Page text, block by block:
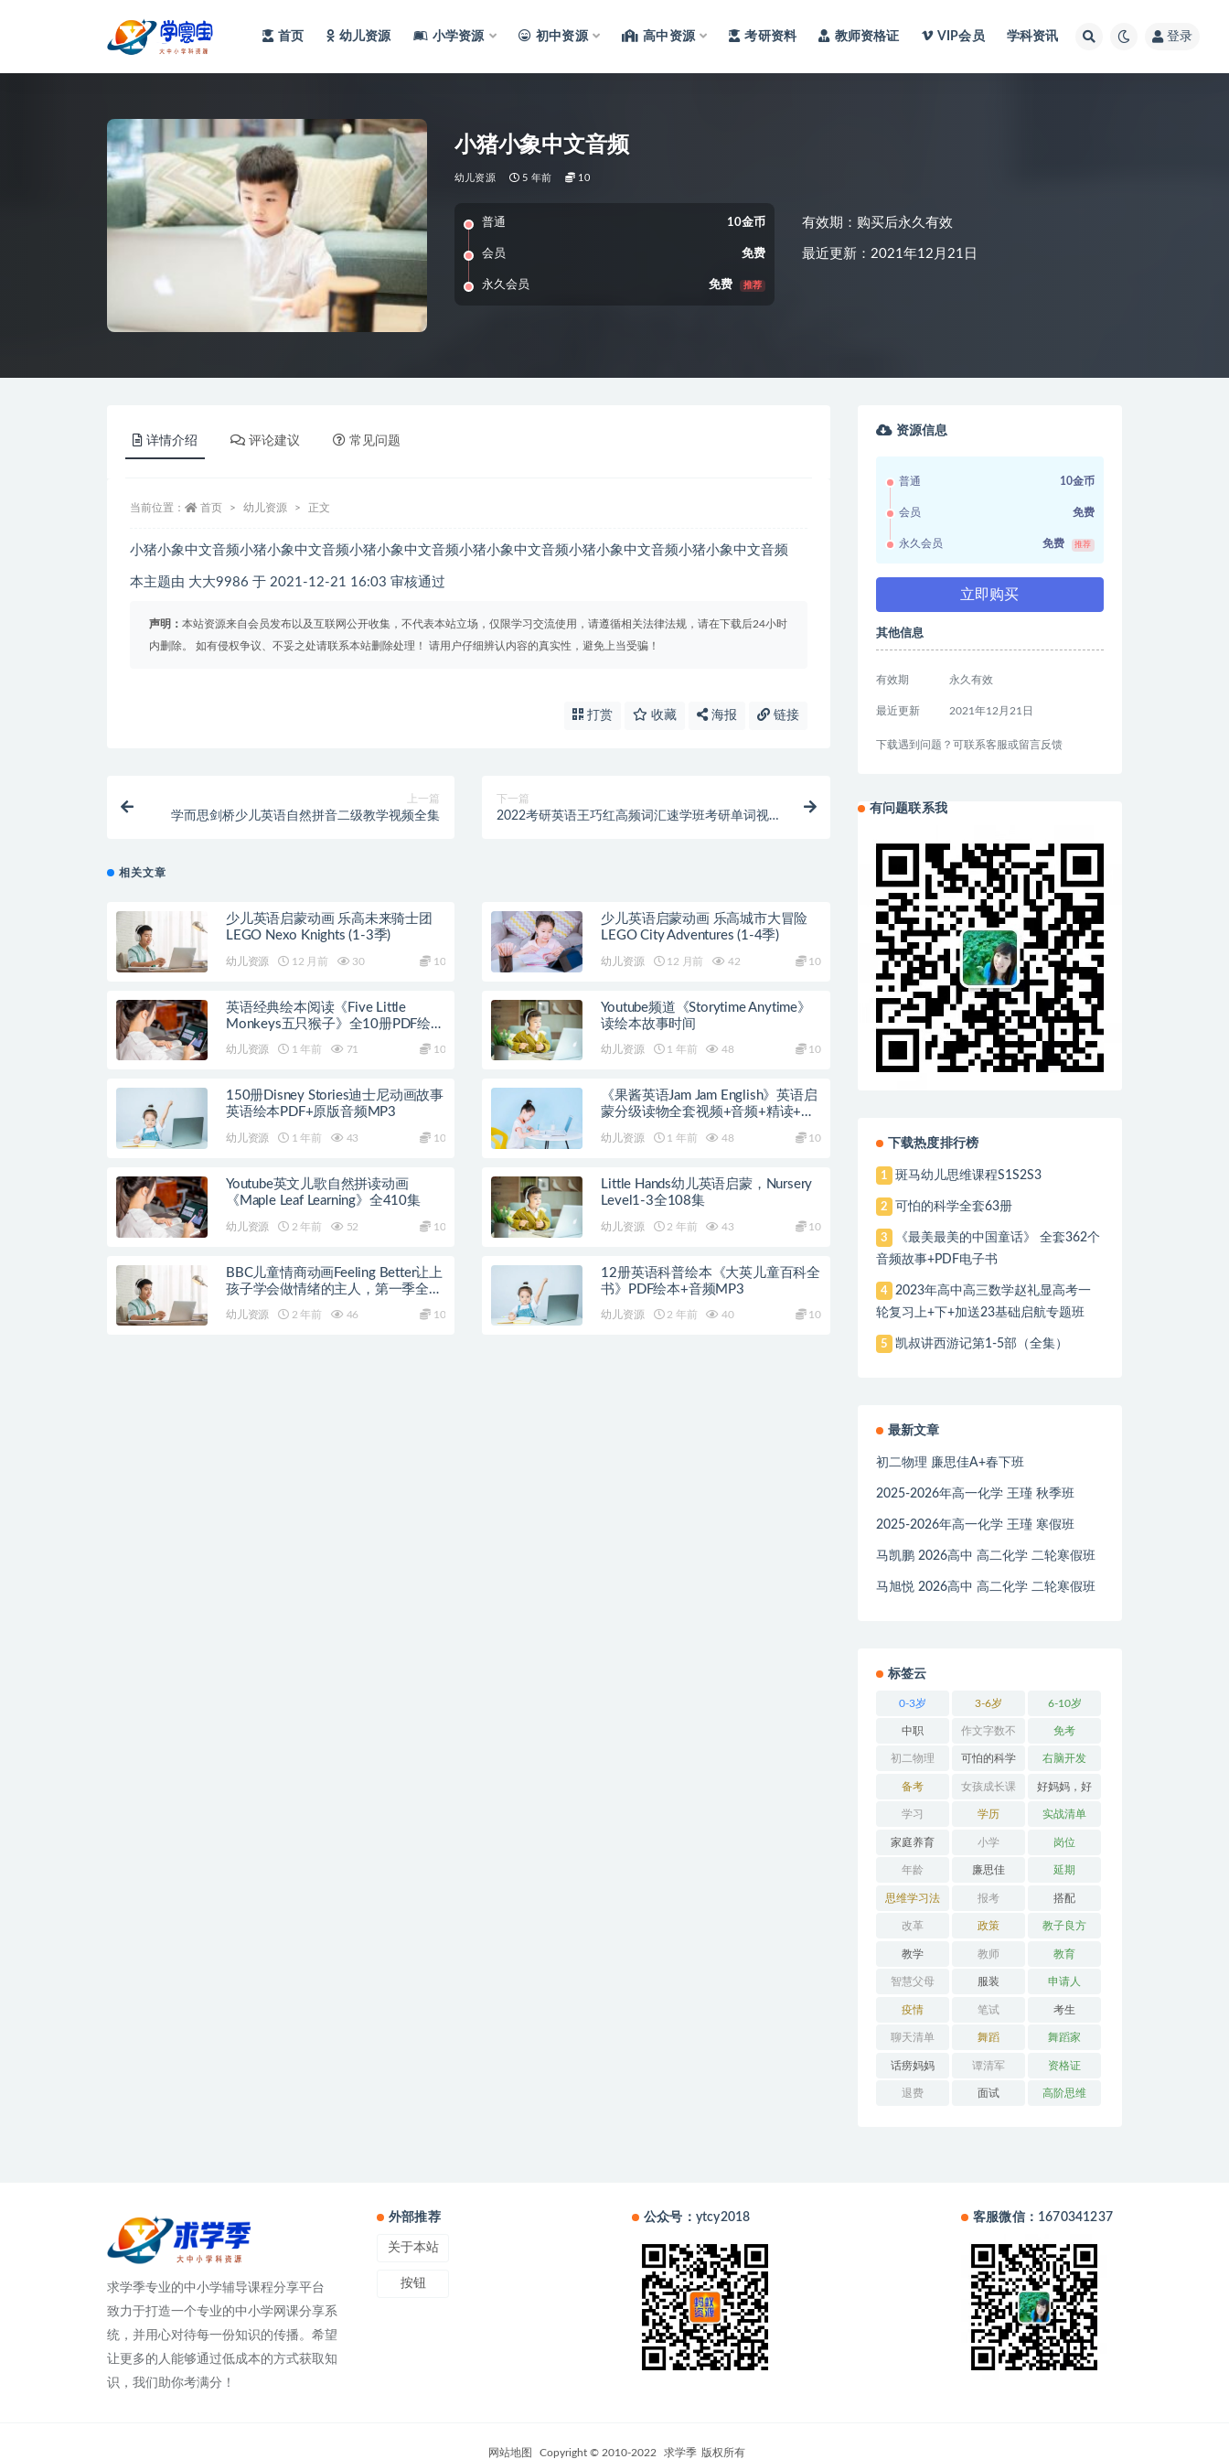
首页 幼儿资源 小学资源 初中资源 高中资源 考研资料 教师资格证 VIP会员 学科资讯 登录
小猪小象中文音频
幼儿资源 5 年前 10
普通 10金币
会员 免费
永久会员 免费 推荐
有效期：购买后永久有效
最近更新：2021年12月21日
详情介绍 评论建议 常见问题
当前位置： 首页 幼儿资源 正文
小猪小象中文音频小猪小象中文音频小猪小象中文音频小猪小象中文音频小猪小象中文音频小猪小象中文音频
本主题由 大大9986 于 2021-12-21 16:03 审核通过
声明： 本站资源来自会员发布以及互联网公开收集，不代表本站立场，仅限学习交流使用，请遵循相关法律法规，请在下载后24小时
内删除。 如有侵权争议、不妥之处请联系本站删除处理！ 请用户仔细辨认内容的真实性，避免上当受骗！
打赏 收藏 海报 链接
上一篇
学而思剑桥少儿英语自然拼音二级教学视频全集
下一篇
2022考研英语王巧红高频词汇速学班考研单词视频
相关文章
少儿英语启蒙动画 乐高未来骑士团
LEGO Nexo Knights (1-3季)
幼儿资源 12 月前 30 10
少儿英语启蒙动画 乐高城市大冒险
LEGO City Adventures (1-4季)
幼儿资源 12 月前 42 10
英语经典绘本阅读《Five Little
Monkeys五只猴子》全10册PDF绘本
幼儿资源 1 年前 71 10
Youtube频道《Storytime Anytime》
读绘本故事时间
幼儿资源 1 年前 48 10
150册Disney Stories迪士尼动画故事
英语绘本PDF+原版音频MP3
幼儿资源 1 年前 43 10
《果酱英语Jam Jam English》英语启
蒙分级读物全套视频+音频+精读+教
幼儿资源 1 年前 48 10
Youtube英文儿歌自然拼读动画
《Maple Leaf Learning》全410集
幼儿资源 2 年前 52 10
Little Hands幼儿英语启蒙，Nursery
Level1-3全108集
幼儿资源 2 年前 43 10
BBC儿童情商动画Feeling Better让上
孩子学会做情绪的主人，第一季全25
幼儿资源 2 年前 46 10
12册英语科普绘本《大英儿童百科全
书》PDF绘本+音频MP3
幼儿资源 2 年前 40 10
资源信息
普通 10金币
会员 免费
永久会员 免费 推荐
立即购买
其他信息
有效期 永久有效
最近更新 2021年12月21日
下载遇到问题？可联系客服或留言反馈
有问题联系我
下载热度排行榜
1 斑马幼儿思维课程S1S2S3
2 可怕的科学全套63册
3
《最美最美的中国童话》 全套362个
音频故事+PDF电子书
4
2023年高中高三数学赵礼显高考一
轮复习上+下+加送23基础启航专题班
5 凯叔讲西游记第1-5部（全集）
最新文章
初二物理 廉思佳A+春下班
2025-2026年高一化学 王瑾 秋季班
2025-2026年高一化学 王瑾 寒假班
马凯鹏 2026高中 高二化学 二轮寒假班
马旭悦 2026高中 高二化学 二轮寒假班
标签云
0-3岁 3-6岁 6-10岁
中职 作文字数不
够
免考
初二物理 可怕的科学 右脑开发
备考 女孩成长课
堂
好妈妈，好
办法
学习 学历 实战清单
家庭养育 小学 岗位
年龄 廉思佳 延期
思维学习法 报考 搭配
改革 政策 教子良方
教学 教师 教育
智慧父母 服装 申请人
疫情 笔试 考生
聊天清单 舞蹈 舞蹈家
话痨妈妈 谭清军 资格证
退费 面试 高阶思维
求学季专业的中小学辅导课程分享平台
致力于打造一个专业的中小学网课分享系
统，并用心对待每一份知识的传播。希望
让更多的人能够通过低成本的方式获取知
识，我们助你考满分！
外部推荐
关于本站
按钮
公众号：ytcy2018 客服微信：1670341237
网站地图 Copyright © 2010-2022 求学季 版权所有